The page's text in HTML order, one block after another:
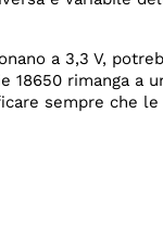
a 3,3 V,
rimanga a
sempre che